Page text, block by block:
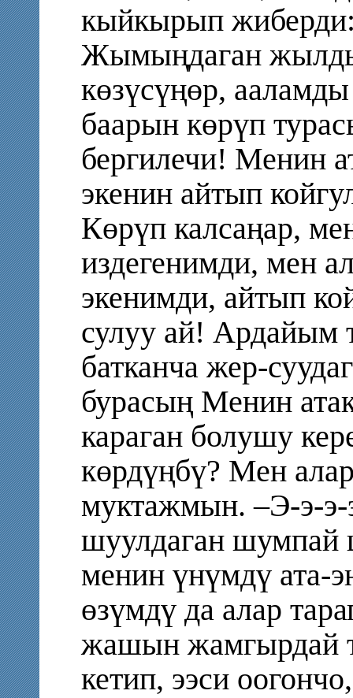
кыйкырып
Жымыңдаган
көзүсүңөр,
баарын көрүп
бергилечи! Менин
экенин айтып
Көрүп калсаңар,
издегенимди, мен
экенимди, айтып
сулуу ай! Ардайым
батканча жер-
бурасың Менин
караган болушу
көрдүңбү? Мен
муктажмын. –Э-э-
шуулдаган шумпай
менин үнүмдү ата-
өзүмдү да алар
жашын жамгырдай
кетип, ээси